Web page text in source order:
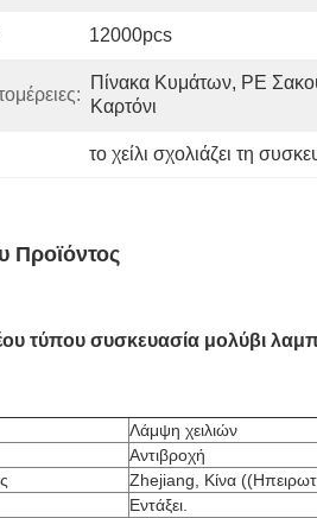
12000pcs
Πίνακα Κυμάτων, PE
Καρτόνι
το χείλι σχολιάζει τη
Προϊόντος
τύπου συσκευασία μολύβι
Λάμψη χειλιών
Αντιβροχή
Zhejiang, Κίνα
Εντάξει.